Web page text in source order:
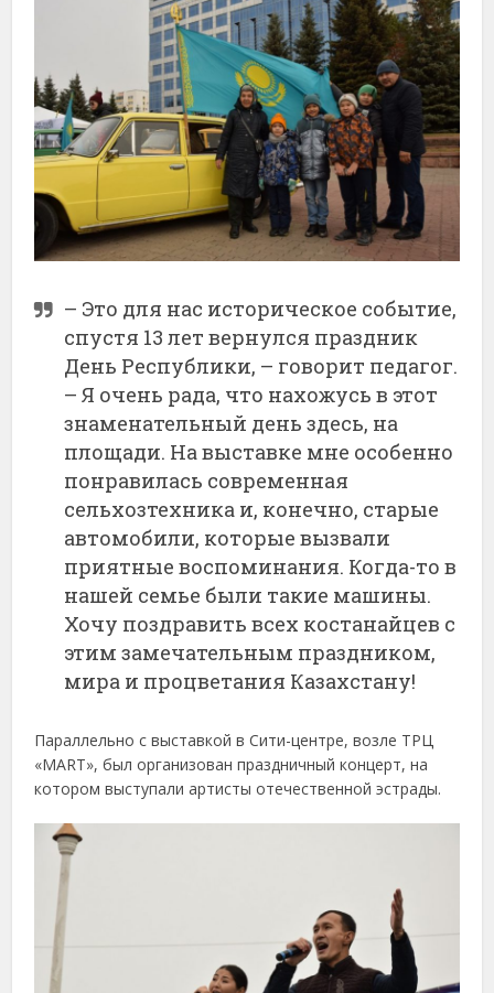
– Это для нас историческое событие,
спустя 13 лет вернулся праздник
День Республики, – говорит педагог.
– Я очень рада, что нахожусь в этот
знаменательный день здесь, на
площади. На выставке мне особенно
понравилась современная
сельхозтехника и, конечно, старые
автомобили, которые вызвали
приятные воспоминания. Когда-то в
нашей семье были такие машины.
Хочу поздравить всех костанайцев с
этим замечательным праздником,
мира и процветания Казахстану!
Параллельно с выставкой в Сити-центре, возле ТРЦ
«MART», был организован праздничный концерт, на
котором выступали артисты отечественной эстрады.